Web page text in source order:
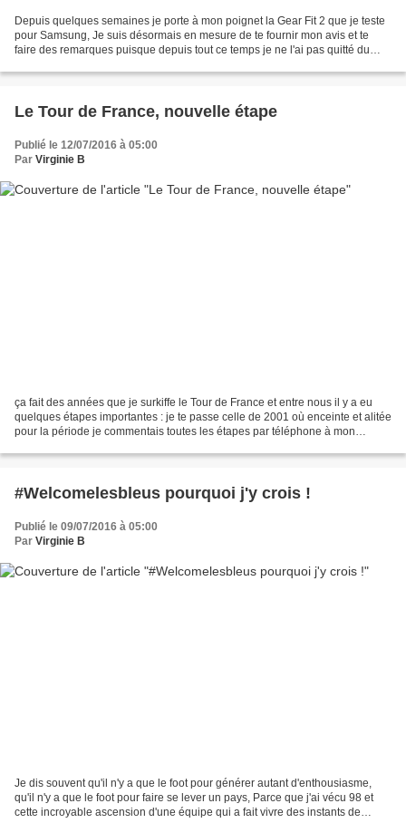
Depuis quelques semaines je porte à mon poignet la Gear Fit 2 que je teste
pour Samsung, Je suis désormais en mesure de te fournir mon avis et te
faire des remarques puisque depuis tout ce temps je ne l'ai pas quitté du
Le Tour de France, nouvelle étape
Publié le 12/07/2016 à 05:00
Par Virginie B
ça fait des années que je surkiffe le Tour de France et entre nous il y a eu
quelques étapes importantes : je te passe celle de 2001 où enceinte et alitée
pour la période je commentais toutes les étapes par téléphone à mon
#Welcomelesbleus pourquoi j'y crois !
Publié le 09/07/2016 à 05:00
Par Virginie B
Je dis souvent qu'il n'y a que le foot pour générer autant d'enthousiasme,
qu'il n'y a que le foot pour faire se lever un pays, Parce que j'ai vécu 98 et
cette incroyable ascension d'une équipe qui a fait vivre des instants de